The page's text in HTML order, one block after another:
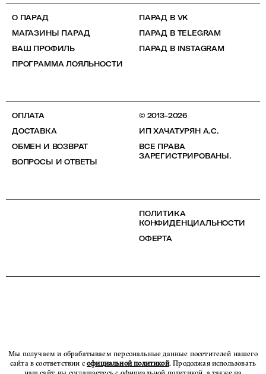
О ПАРАД
МАГАЗИНЫ ПАРАД
ВАШ ПРОФИЛЬ
ПРОГРАММА ЛОЯЛЬНОСТИ
ПАРАД В VK
ПАРАД В TELEGRAM
ПАРАД В INSTAGRAM
ОПЛАТА
ДОСТАВКА
ОБМЕН И ВОЗВРАТ
ВОПРОСЫ И ОТВЕТЫ
© 2013-2026
ИП ХАЧАТУРЯН А.С.
ВСЕ ПРАВА
ЗАРЕГИСТРИРОВАНЫ.
ПОЛИТИКА
КОНФИДЕНЦИАЛЬНОСТИ
ОФЕРТА
Мы получаем и обрабатываем персональные данные посетителей нашего
сайта в соответствии софициальной политикой. Продолжая использовать